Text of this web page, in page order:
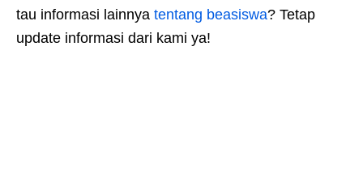
tau informasi lainnya tentang beasiswa? Tetap
update informasi dari kami ya!